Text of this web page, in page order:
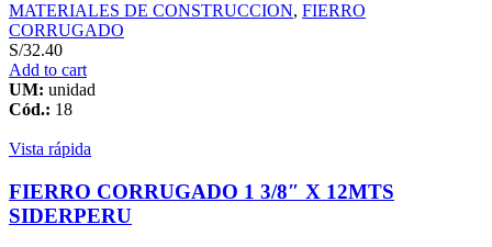
MATERIALES DE CONSTRUCCION, FIERRO
CORRUGADO
S/32.40
Add to cart
UM: unidad
Cód.: 18
Vista rápida
FIERRO CORRUGADO 1 3/8″ X 12MTS
SIDERPERU